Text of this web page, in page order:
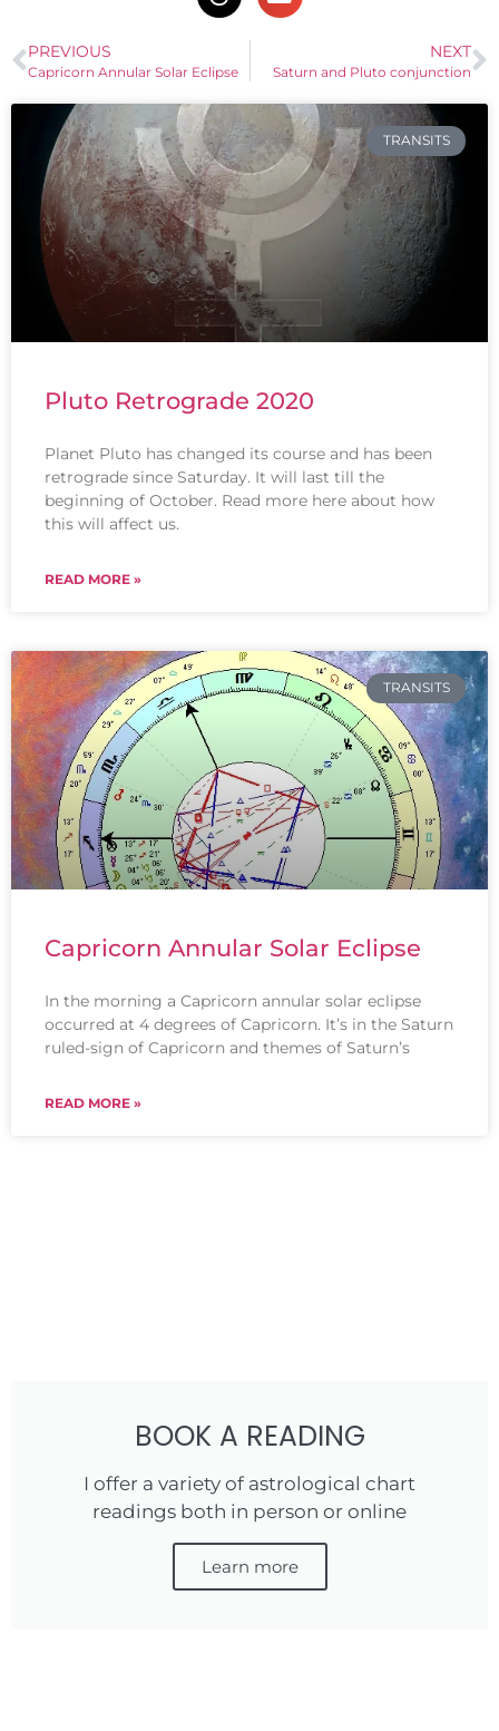
PREVIOUS
Capricorn Annular Solar Eclipse
NEXT
Saturn and Pluto conjunction
TRANSITS
Pluto Retrograde 2020
Planet Pluto has changed its course and has been
retrograde since Saturday. It will last till the
beginning of October. Read more here about how
this will affect us.
READ MORE »
TRANSITS
Capricorn Annular Solar Eclipse
In the morning a Capricorn annular solar eclipse
occurred at 4 degrees of Capricorn. It’s in the Saturn
ruled-sign of Capricorn and themes of Saturn’s
READ MORE »
BOOK A READING
I offer a variety of astrological chart
readings both in person or online
Learn more